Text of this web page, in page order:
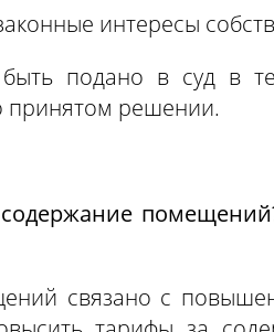
интересы
подано в суд в
принятом решении.
связано с